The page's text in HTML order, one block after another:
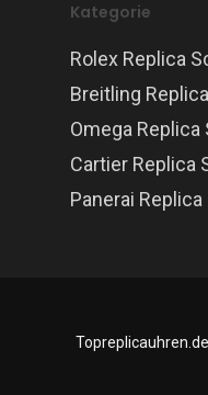
Kategorie
Rolex Replica
Breitling
Omega
Cartier Replica
Panerai